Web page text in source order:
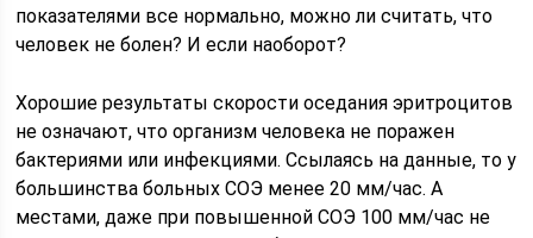
показателями все нормально, можно ли считать, что
человек не болен? И если наоборот?
Хорошие результаты скорости оседания эритроцитов
не означают, что организм человека не поражен
бактериями или инфекциями. Ссылаясь на данные, то у
большинства больных СОЭ менее 20 мм/час. А
местами, даже при повышенной СОЭ 100 мм/час не